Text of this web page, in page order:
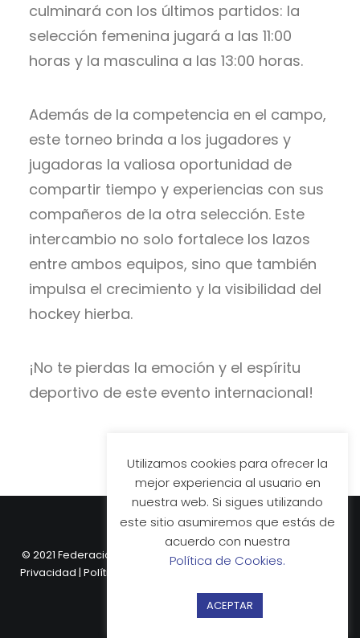
culminará con los últimos partidos: la
selección femenina jugará a las 11:00
horas y la masculina a las 13:00 horas.
Además de la competencia en el campo,
este torneo brinda a los jugadores y
jugadoras la valiosa oportunidad de
compartir tiempo y experiencias con sus
compañeros de la otra selección. Este
intercambio no solo fortalece los lazos
entre ambos equipos, sino que también
impulsa el crecimiento y la visibilidad del
hockey hierba.
¡No te pierdas la emoción y el espíritu
deportivo de este evento internacional!
© 2021 Federación Vasca de Hockey.Aviso Legal|
Privacidad | Política de Cookies
Comunicación.
Utilizamos cookies para ofrecer la
mejor experiencia al usuario en
nuestra web. Si sigues utilizando
este sitio asumiremos que estás de
acuerdo con nuestra
Política de Cookies.
ACEPTAR